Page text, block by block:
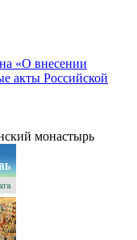
«О внесении
акты Российской
монастырь